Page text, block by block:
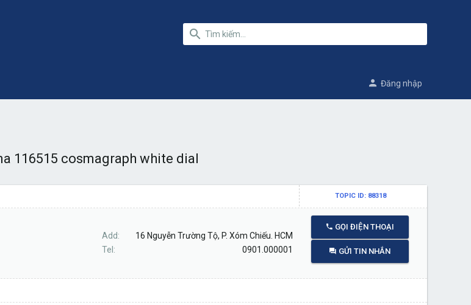
Đăng nhập
116515 cosmagraph white dial
TOPIC ID: 88318
Add
16 Nguyễn Trường Tộ, P. Xóm Chiếu. HCM
Tel
0901.000001
GỌI ĐIỆN THOẠI
GỬI TIN NHẮN